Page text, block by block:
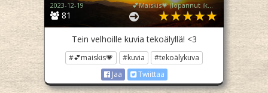
81
2023-12-19 💕Maiskis💗 (lopannut ikuisesti💔)
Tein velhoille kuvia tekoälyllä! <3
#💕maiskis💗 #kuvia
#tekoälykuva
Jaa
Twiittaa